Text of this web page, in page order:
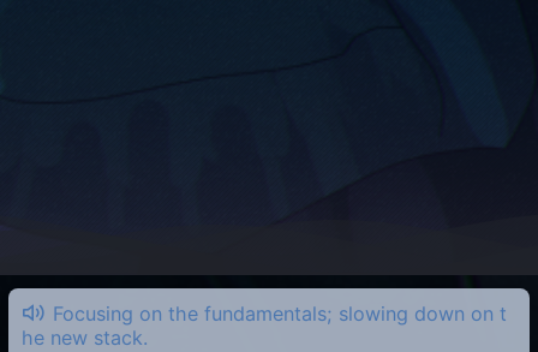
Focusing on the fundamentals; slowing down on t
he new stack.